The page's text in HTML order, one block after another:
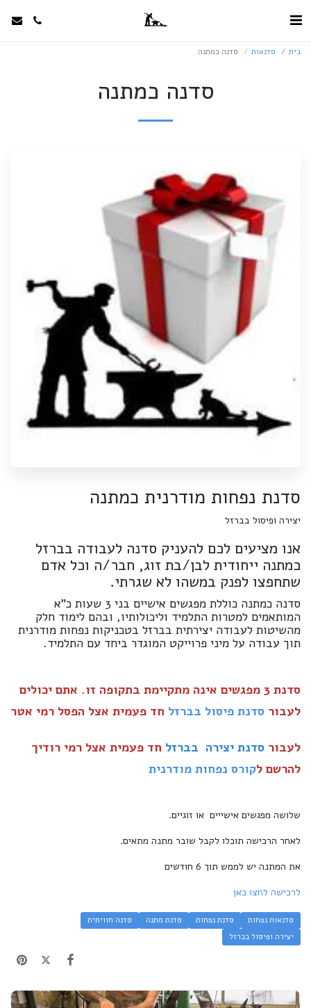
בית סדנאות סדנה כמתנה
סדנה כמתנה
סדנת נפחות מודרנית כמתנה
יצירה ופיסול בברזל
אנו מציעים לכם להעניק סדנה לעבודה בברזל
כמתנה ייחודית לבן/בת זוג, חבר/ה וכל אדם
שתחפצו לפנק במשהו לא שגרתי.
סדנה כמתנה כוללת מפגשים אישיים בני 3 שעות כ"א
המותאמים למטרות התלמיד וליכולותיו, ובהם לימוד חלק
מהשיטות לעבודה יצירתית בברזל בטכניקות נפחות מודרנית
תוך עבודה על מיני פרוייקט המוגדר ביחד עם התלמיד.
סדנת 3 מפגשים אינה מתקיימת בתקופה זו. אתם יכולים
לעבור סדנת פיסול בברזל חד פעמית אצל הפסל רמי אטר
לעבור סדנת יצירה בברזל חד פעמית אצל רמי רודיך
להרשם לקורס נפחות מודרנית
שלושה מפגשים אישייים או זוגיים.
לאחר הרכישה תוכלו לקבל שובר מתנה מתאים.
את המתנה יש לממש תוך 6 חודשים
לרכישה לחצו כאן
סדנאות נפחות סדנת נפחות סדנת מתנה
סדנה חוויתית
יצירה ופיסול בברזל